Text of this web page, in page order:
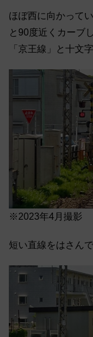
ほぼ西に向かって
と90度近くカーブ
「京王線」と十文
※2023年4月撮影
短い直線をはさん